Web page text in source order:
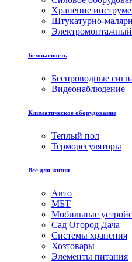
Хранение
Штукатурно-
Безопасность
Беспроводные
Видеонаблюдение
Климатическое оборудование
Теплый пол
Терморегуляторы
Все для жизни
Авто
МБТ
Мобильные
Сад Огород Дача
Системы хранения
Хозтовары
Элементы питания